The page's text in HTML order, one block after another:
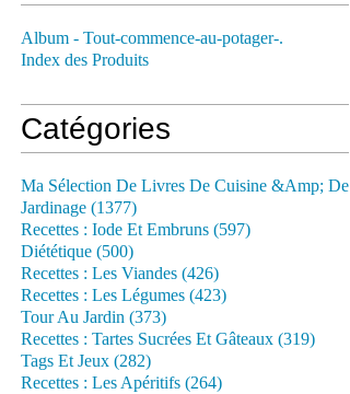
Album - Tout-commence-au-potager-.
Index des Produits
Catégories
Ma Sélection De Livres De Cuisine &Amp; De
Jardinage (1377)
Recettes : Iode Et Embruns (597)
Diététique (500)
Recettes : Les Viandes (426)
Recettes : Les Légumes (423)
Tour Au Jardin (373)
Recettes : Tartes Sucrées Et Gâteaux (319)
Tags Et Jeux (282)
Recettes : Les Apéritifs (264)